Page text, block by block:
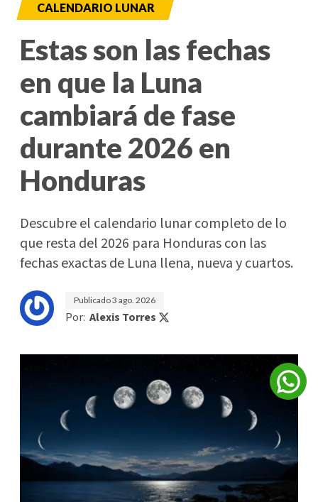
CALENDARIO LUNAR
Estas son las fechas
en que la Luna
cambiará de fase
durante 2026 en
Honduras
Descubre el calendario lunar completo de lo
que resta del 2026 para Honduras con las
fechas exactas de Luna llena, nueva y cuartos.
Publicado3 ago. 2026
Por: Alexis Torres